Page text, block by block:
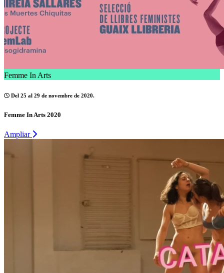
Femme In Arts
Del 25 al 29 de novembre de 2020.
Femme In Arts 2020
Ampliar